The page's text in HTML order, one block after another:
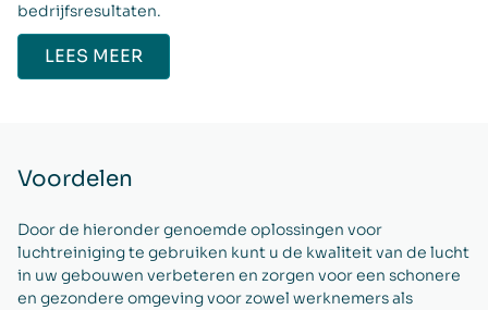
bedrijfsresultaten.
LEES MEER
Voordelen
Door de hieronder genoemde oplossingen voor
luchtreiniging te gebruiken kunt u de kwaliteit van de lucht
in uw gebouwen verbeteren en zorgen voor een schonere
en gezondere omgeving voor zowel werknemers als